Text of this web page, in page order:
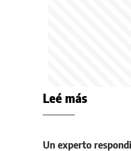
Leé más
Un experto